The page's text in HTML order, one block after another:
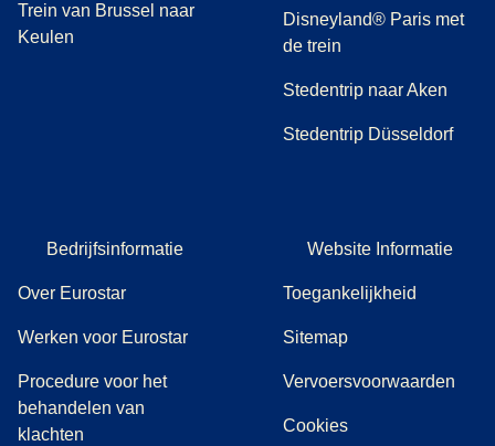
Trein van Brussel naar
Keulen
Disneyland® Paris met
de trein
Stedentrip naar Aken
Stedentrip Düsseldorf
Bedrijfsinformatie
Over Eurostar
Werken voor Eurostar
Procedure voor het
behandelen van
klachten
Website Informatie
Toegankelijkheid
Sitemap
Vervoersvoorwaarden
Cookies